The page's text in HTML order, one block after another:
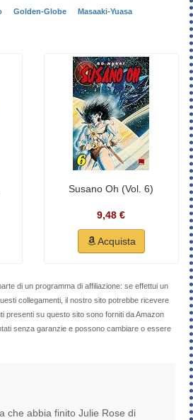
Golden-Globe
Masaaki-Yuasa
Susano Oh (Vol. 6)
9,48 €
Acquista
di un programma di affiliazione: se effettui un
collegamenti, il nostro sito potrebbe ricevere
presenti su questo sito sono forniti da Amazon
senza garanzie e possono cambiare o essere
che abbia finito Julie Rose di